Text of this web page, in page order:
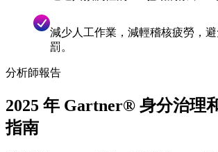
減少人工作業，減輕稽核疲勞，
罰。
分析師報告
2025 年 Gartner® 身分治理
指南